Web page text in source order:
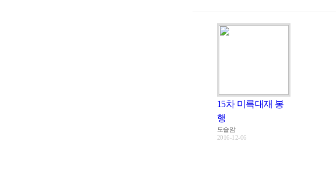
15차 미륵대재 봉
행
도솔암
2016-12-06